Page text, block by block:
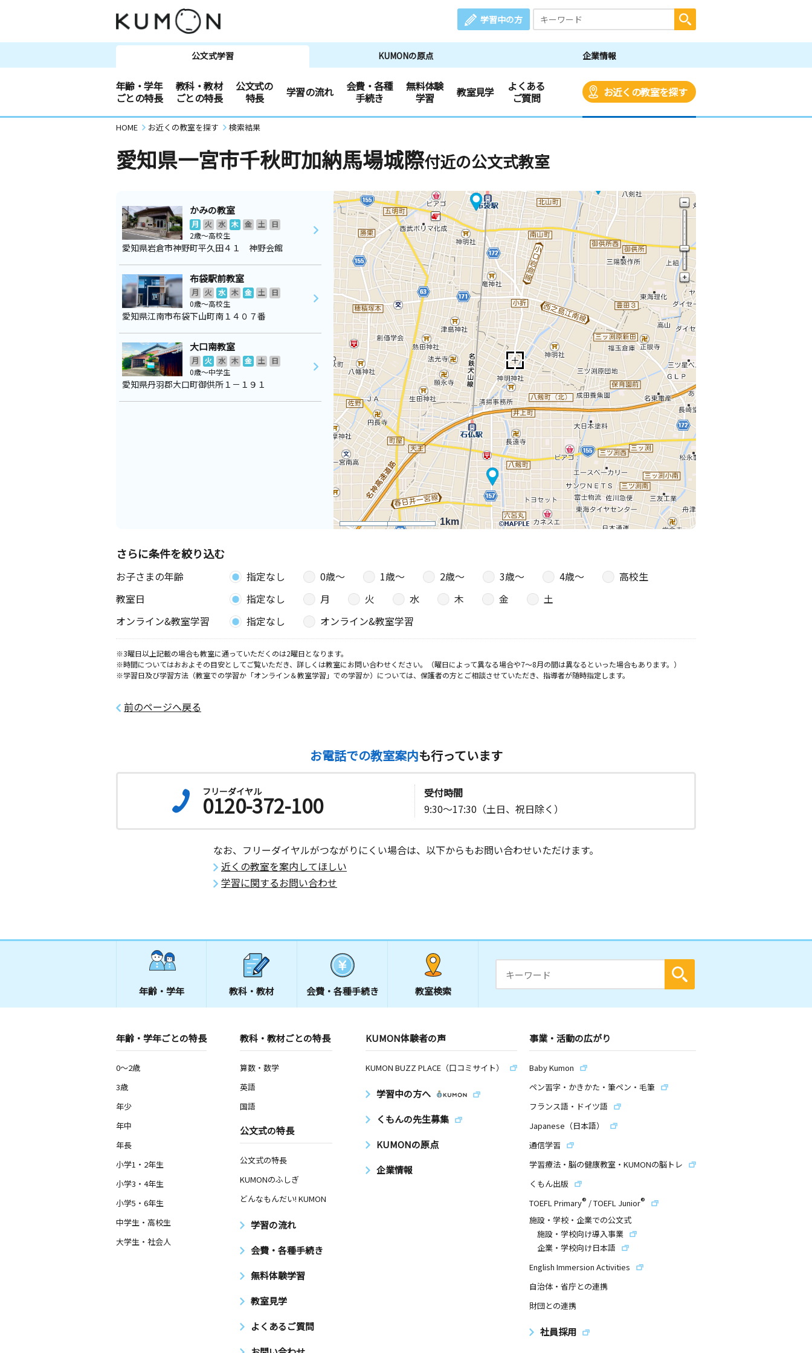
学習中の方
公文式学習 KUMONの原点 企業情報
年齢・学年
ごとの特長
教科・教材
ごとの特長
公文式の
特長
学習の流れ
会費・各種
手続き
無料体験
学習
教室見学
よくある
ご質問
お近くの教室を探す
HOME お近くの教室を探す 検索結果
愛知県一宮市千秋町加納馬場城際付近の公文式教室
1km
かみの教室
月 火 水 木 金 土
日
2歳～高校生
愛知県岩倉市神野町平久田４１ 神野会館
布袋駅前教室
月 火 水 木 金 土
日
0歳～高校生
愛知県江南市布袋下山町南１４０７番
大口南教室
月 火 水 木 金 土
日
0歳～中学生
愛知県丹羽郡大口町御供所１－１９１
さらに条件を絞り込む
お子さまの年齢 指定なし 0歳〜 1歳〜 2歳〜 3歳〜 4歳〜
高校生
教室日
指定なし 月 火 水 木 金
土
オンライン&教室学習
指定なし オンライン&教室学習
※3曜日以上記載の場合も教室に通っていただくのは2曜日となります。
※時間についてはおおよその目安としてご覧いただき、詳しくは教室にお問い合わせください。（曜日によって異なる場合や7～8月の間は異なるといった場合もあります。）
※学習日及び学習方法（教室での学習か「オンライン＆教室学習」での学習か）については、保護者の方とご相談させていただき、指導者が随時指定します。
前のページへ戻る
お電話での教室案内も行っています
フリーダイヤル
0120-372-100
受付時間
9:30～17:30（土日、祝日除く）
なお、フリーダイヤルがつながりにくい場合は、以下からもお問い合わせいただけます。
近くの教室を案内してほしい
学習に関するお問い合わせ
年齢・学年 教科・教材 会費・ 各種手続き 教室検索
年齢・学年ごとの特長
0～2歳
3歳
年少
年中
年長
小学1・2年生
小学3・4年生
小学5・6年生
中学生・高校生
大学生・社会人
教科・教材ごとの特長
算数・数学
英語
国語
公文式の特長
公文式の特長
KUMONのふしぎ
どんなもんだい! KUMON
学習の流れ
会費・各種手続き
無料体験学習
教室見学
よくあるご質問
KUMON体験者の声
KUMON BUZZ PLACE（口コミサイト）
学習中の方へ
くもんの先生募集
KUMONの原点
企業情報
事業・活動の広がり
Baby Kumon
ペン習字・かきかた・筆ペン・毛筆
フランス語・ドイツ語
Japanese（日本語）
通信学習
学習療法・脳の健康教室・KUMONの脳トレ
くもん出版
TOEFL Primary® /TOEFL Junior®
施設・学校・企業での公文式
施設・学校向け導入事業
企業・学校向け日本語
English Immersion Activities
自治体・省庁との連携
財団との連携
社員採用